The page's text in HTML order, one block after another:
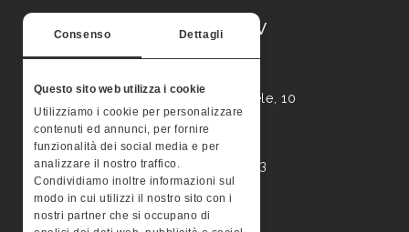
Consenso Dettagli
Questo sito web utilizza i cookie
Utilizziamo i cookie per personalizzare
contenuti ed annunci, per fornire
funzionalità dei social media e per
analizzare il nostro traffico.
Condividiamo inoltre informazioni sul
modo in cui utilizzi il nostro sito con i
nostri partner che si occupano di
MONTERA STV
Contrà Busa San Michele, 10
36100 – Vicenza
P.IVA 03295960243
Contattaci